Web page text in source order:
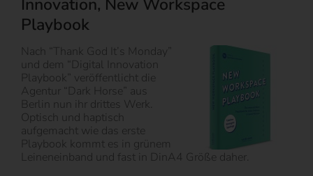
Innovation, New Workspace
Playbook
Nach “Thank God It’s Monday”
und dem “Digital Innovation
Playbook” veröffentlicht die
Agentur “Dark Horse” aus
Berlin nun ihr drittes Werk.
Optisch und haptisch
aufgemacht wie das erste
Playbook kommt es in grünem
Leineneinband und fast in DinA4 Größe daher.